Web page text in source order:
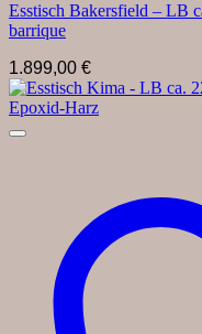
Esstisch Bakersfield – LB
barrique
1.899,00 €